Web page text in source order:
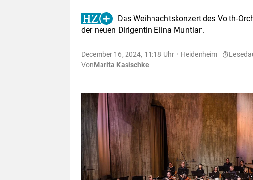
Das Weihnachtskonzert des Voith-
der neuen Dirigentin Elina Muntian.
December 16, 2024, 11:18 Uhr Heidenheim
VonMarita Kasischke